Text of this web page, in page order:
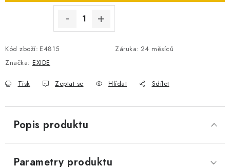
POŠTOVNÉ A DOPRAVA
JAK NA TO S BATTERY.CZ
ČASTO KLADENÉ OTÁZKY, FAQ
NÁVODY KE STAŽENÍ
ZPĚTNÝ ODBĚR ELEKTROZAŘÍZENÍ A BATERIÍ
Kód zboží: E4815 Záruka: 24 měsíců
Značka: EXIDE
Tisk Zeptat se Hlídat Sdílet
Popis produktu
Parametry produktu